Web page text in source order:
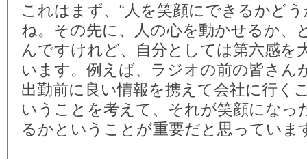
これはまず、“人を笑顔にできるかど
ね。その先に、人の心を動かせるか、
んですけれど、自分としては第六感を
います。例えば、ラジオの前の皆さん
出勤前に良い情報を携えて会社に行く
いうことを考えて、それが笑顔になっ
るかということが重要だと思っていま